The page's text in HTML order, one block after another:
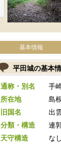
基本情報
平田城の基本
通称・別名
手
所在地
島
旧国名
出
分類・構造
連
天守構造
なし